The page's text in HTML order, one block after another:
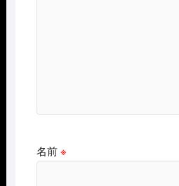
名前 ※